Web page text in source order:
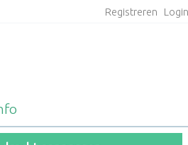
Registreren